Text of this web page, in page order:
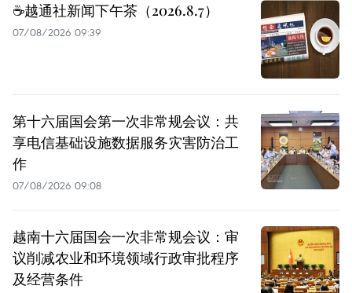
☕️越通社新闻下午茶（2026.8.7）
07/08/2026 09:39
第十六届国会第一次非常规会议：共
享电信基础设施数据服务灾害防治工
作
07/08/2026 09:08
越南十六届国会一次非常规会议：审
议削减农业和环境领域行政审批程序
及经营条件